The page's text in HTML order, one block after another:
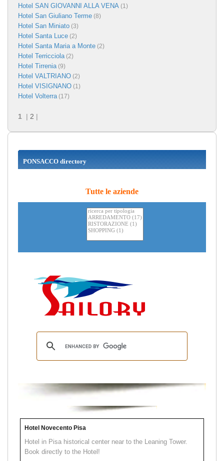
Hotel SAN GIOVANNI ALLA VENA (1)
Hotel San Giuliano Terme (8)
Hotel San Miniato (3)
Hotel Santa Luce (2)
Hotel Santa Maria a Monte (2)
Hotel Terricciola(2)
Hotel Tirrenia(9)
Hotel VALTRIANO (2)
Hotel VISIGNANO (1)
Hotel Volterra(17)
1 | 2 |
PONSACCO directory
Tutte le aziende
Hotel Novecento Pisa
Hotel in Pisa historical center near to the Leaning Tower.
Book directly to the Hotel!